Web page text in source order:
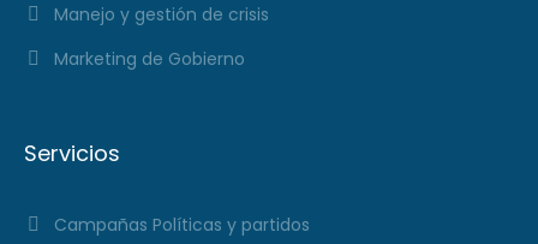
Manejo y gestión de crisis
Marketing de Gobierno
Servicios
Campañas Políticas y partidos